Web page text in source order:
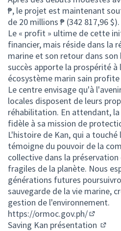
₱, le projet est maintenant
de 20 millions ₱ (342 817,96 $).
Le « profit » ultime de cette
financier, mais réside dans la
marine et son retour dans
succès apporte la prospérité à
écosystème marin sain
Le centre envisage qu'à
locales disposent de leurs
réhabilitation. En attendant,
fidèle à sa mission de
L'histoire de Kan, qui a
témoigne du pouvoir de la
collective dans la
fragiles de la planète. Nous
générations futures
sauvegarde de la vie marine,
gestion de l'environnement.
https://ormoc.gov.ph/
(Lien
Saving Kan présentation